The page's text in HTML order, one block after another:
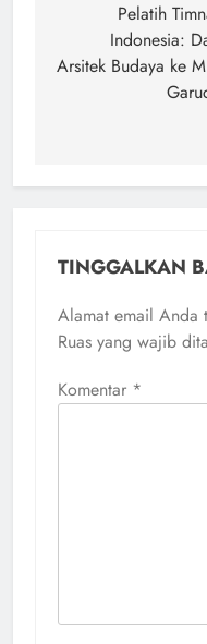
Pelatih
Indonesia:
Arsitek Budaya ke
TINGGALKAN
Alamat email Anda
Ruas yang wajib
Komentar *